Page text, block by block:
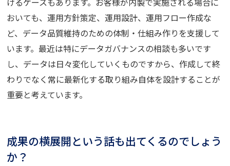
おいても、運用方針策定、運用設計、運用フロー作成な
ど、データ品質維持のための体制・仕組み作りを支援して
います。最近は特にデータガバナンスの相談も多いです
し、データは日々変化していくものですから、作成して終
わりでなく常に最新化する取り組み自体を設計することが
重要と考えています。
成果の横展開という話も出てくるのでしょう
か？